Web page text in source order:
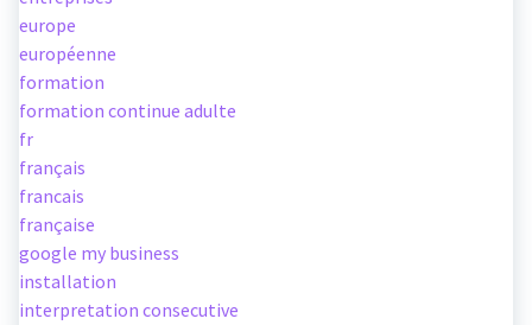
europe
européenne
formation
formation continue adulte
fr
français
francais
française
google my business
installation
interpretation consecutive